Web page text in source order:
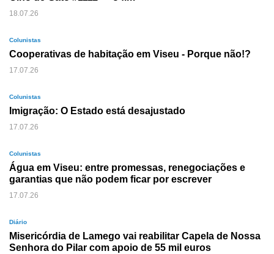
18.07.26
Colunistas
Cooperativas de habitação em Viseu - Porque não!?
17.07.26
Colunistas
Imigração: O Estado está desajustado
17.07.26
Colunistas
Água em Viseu: entre promessas, renegociações e
garantias que não podem ficar por escrever
17.07.26
Diário
Misericórdia de Lamego vai reabilitar Capela de Nossa
Senhora do Pilar com apoio de 55 mil euros